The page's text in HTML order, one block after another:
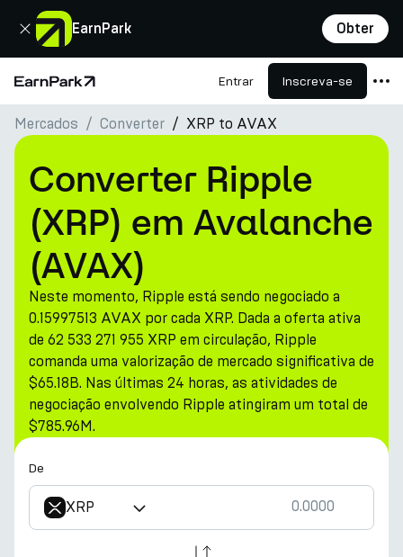
EarnPark Obter
Fechar
Página Inicial Entrar Inscreva-se
Produtos
Mercados
Calculadoras
PARK Token
Recursos
Empresa
Mercados Converter XRP to AVAX
Converter Ripple
(XRP) em Avalanche
(AVAX)
Neste momento, Ripple está sendo negociado a
0.15997513 AVAX por cada XRP. Dada a oferta ativa
de 62 533 271 955 XRP em circulação, Ripple
comanda uma valorização de mercado significativa de
$65.18B. Nas últimas 24 horas, as atividades de
negociação envolvendo Ripple atingiram um total de
$785.96M.
De
XRP